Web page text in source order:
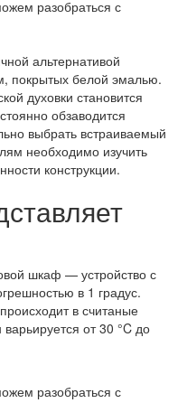
альтернативой
покрытых белой эмалью.
духовки становится
обзаводится
выбрать встраиваемый
необходимо изучить
конструкции.
шкаф — устройство с
в 1 градус.
в считаные
от 30 °C до